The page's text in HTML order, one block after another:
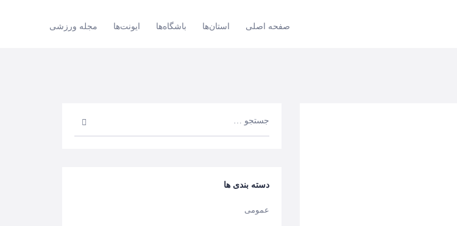
صفحه اصلی استان‌ها باشگاه‌ها ایونت‌ها مجله ورزشی
دسته بندی ها
عمومی